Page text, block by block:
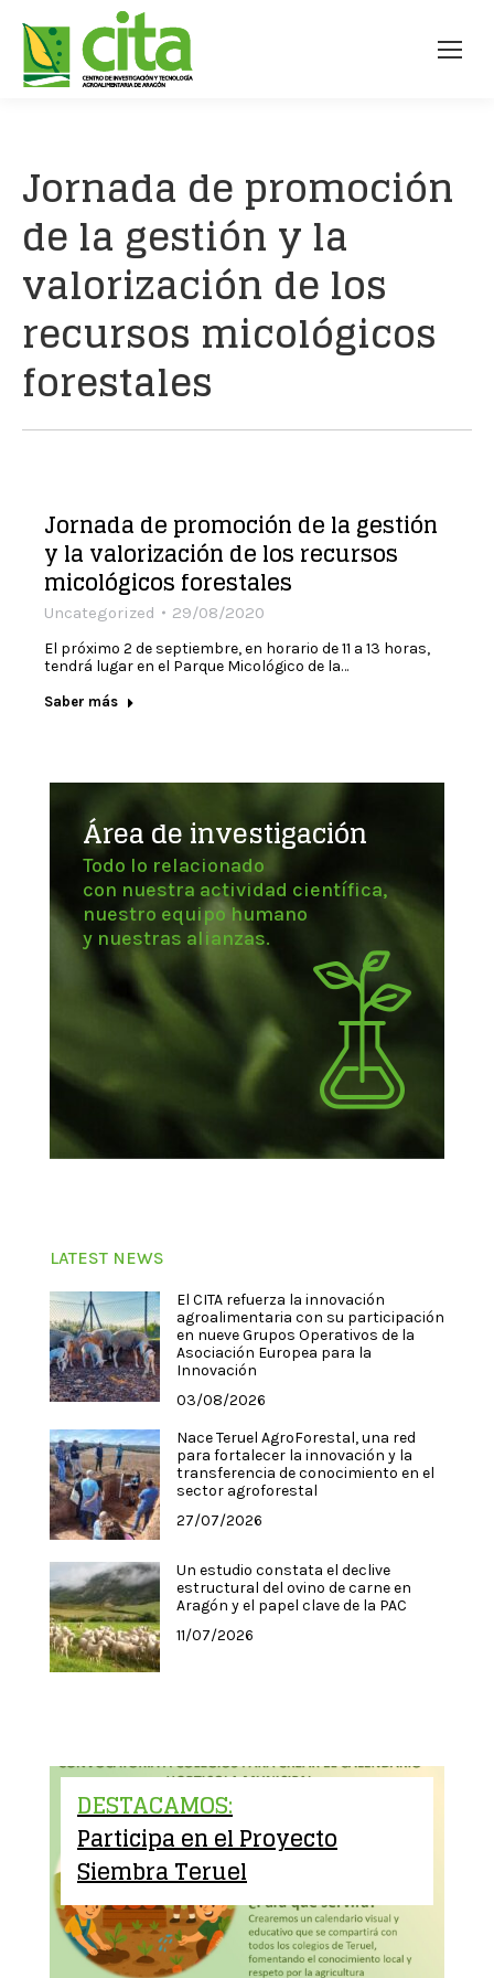
Jornada de promoción
de la gestión y la
valorización de los
recursos micológicos
forestales
Jornada de promoción de la gestión
y la valorización de los recursos
micológicos forestales
Uncategorized 29/08/2020
El próximo 2 de septiembre, en horario de 11 a 13 horas,
tendrá lugar en el Parque Micológico de la…
Saber más
Área de investigación
Todo lo relacionado
con nuestra actividad científica,
nuestro equipo humano
y nuestras alianzas.
LATEST NEWS
El CITA refuerza la innovación
agroalimentaria con su participación
en nueve Grupos Operativos de la
Asociación Europea para la
Innovación
03/08/2026
Nace Teruel AgroForestal, una red
para fortalecer la innovación y la
transferencia de conocimiento en el
sector agroforestal
27/07/2026
Un estudio constata el declive
estructural del ovino de carne en
Aragón y el papel clave de la PAC
11/07/2026
DESTACAMOS:
Participa en el Proyecto
Siembra Teruel